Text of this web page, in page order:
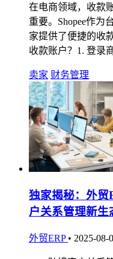
在电商领域，收款
重要。Shopee作为
家提供了便捷的收
收款账户？1. 登录
卖家 财务管理
独家揭秘：外贸
户关系管理新生
外贸ERP • 2025-08-